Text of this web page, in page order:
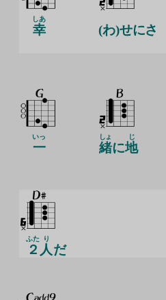
幸
しあ
(わ)せにさ
一
いっ
緒
しょ
に地
じ
２
ふた
人
り
だ